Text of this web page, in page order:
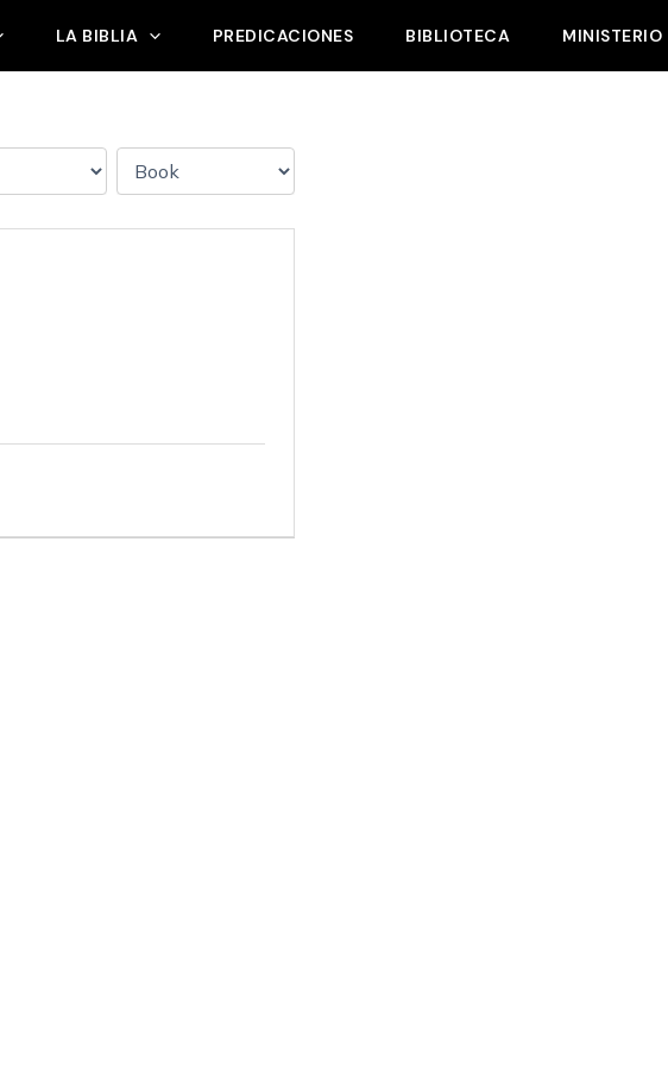
LA BIBLIA PREDICACIONES BIBLIOTECA MINISTERIO